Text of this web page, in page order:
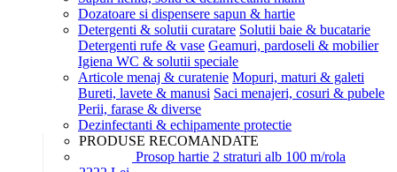
Dozatoare si dispensere sapun & hartie
Detergenti & solutii curatare Solutii baie & bucatarie
Detergenti rufe & vase Geamuri, pardoseli & mobilier
Igiena WC & solutii speciale
Articole menaj & curatenie Mopuri, maturi & galeti
Bureti, lavete & manusi Saci menajeri, cosuri & pubele
Perii, farase & diverse
Dezinfectanti & echipamente protectie
PRODUSE RECOMANDATE
Prosop hartie 2 straturi alb 100 m/rola